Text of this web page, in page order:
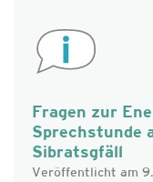
Fragen zur
Sprechstunde
Sibratsgfäll
Veröffentlicht am